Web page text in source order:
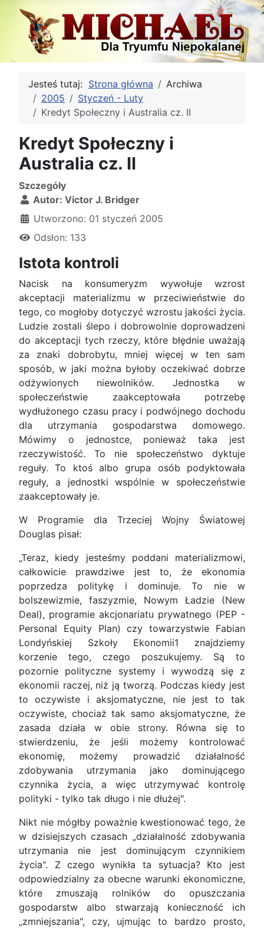
Jesteś tutaj: Strona główna
Archiwa
2005
Styczeń - Luty
Kredyt Społeczny i Australia cz. II
Kredyt Społeczny i
Australia cz. II
Szczegóły
Autor: Victor J. Bridger
Utworzono: 01 styczeń 2005
Odsłon: 133
Istota kontroli
Nacisk na konsumeryzm wywołuje wzrost
akceptacji materializmu w przeciwieństwie do
tego, co mogłoby dotyczyć wzrostu jakości życia.
Ludzie zostali ślepo i dobrowolnie doprowadzeni
do akceptacji tych rzeczy, które błędnie uważają
za znaki dobrobytu, mniej więcej w ten sam
sposób, w jaki można byłoby oczekiwać dobrze
odżywionych niewolników. Jednostka w
społeczeństwie zaakceptowała potrzebę
wydłużonego czasu pracy i podwójnego dochodu
dla utrzymania gospodarstwa domowego.
Mówimy o jednostce, ponieważ taka jest
rzeczywistość. To nie społeczeństwo dyktuje
reguły. To ktoś albo grupa osób podyktowała
reguły, a jednostki wspólnie w społeczeństwie
zaakceptowały je.
W Programie dla Trzeciej Wojny Światowej
Douglas pisał:
„Teraz, kiedy jesteśmy poddani materializmowi,
całkowicie prawdziwe jest to, że ekonomia
poprzedza politykę i dominuje. To nie w
bolszewizmie, faszyzmie, Nowym Ładzie (New
Deal), programie akcjonariatu prywatnego (PEP -
Personal Equity Plan) czy towarzystwie Fabian
Londyńskiej Szkoły Ekonomii1 znajdziemy
korzenie tego, czego poszukujemy. Są to
pozornie polityczne systemy i wywodzą się z
ekonomii raczej, niż ją tworzą. Podczas kiedy jest
to oczywiste i aksjomatyczne, nie jest to tak
oczywiste, chociaż tak samo aksjomatyczne, że
zasada działa w obie strony. Równa się to
stwierdzeniu, że jeśli możemy kontrolować
ekonomię, możemy prowadzić działalność
zdobywania utrzymania jako dominującego
czynnika życia, a więc utrzymywać kontrolę
polityki - tylko tak długo i nie dłużej".
Nikt nie mógłby poważnie kwestionować tego, że
w dzisiejszych czasach „działalność zdobywania
utrzymania nie jest dominującym czynnikiem
życia". Z czego wynikła ta sytuacja? Kto jest
odpowiedzialny za obecne warunki ekonomiczne,
które zmuszają rolników do opuszczania
gospodarstw albo stwarzają konieczność ich
„zmniejszania", czy, ujmując to bardzo prosto,